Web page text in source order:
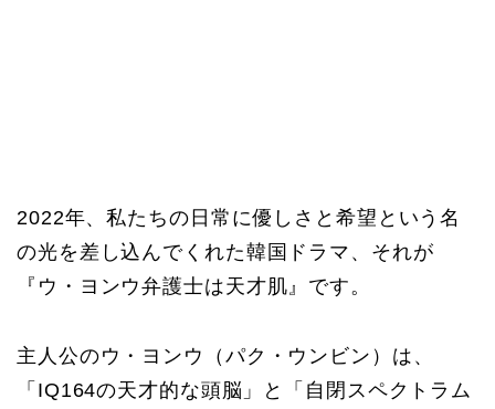
2022年、私たちの日常に優しさと希望という名
の光を差し込んでくれた韓国ドラマ、それが
『ウ・ヨンウ弁護士は天才肌』です。
主人公のウ・ヨンウ（パク・ウンビン）は、
「IQ164の天才的な頭脳」と「自閉スペクトラム